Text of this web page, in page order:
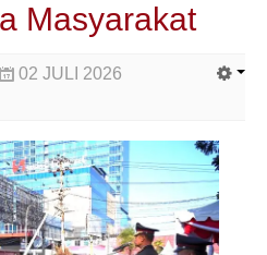
Masyarakat
02 JULI 2026